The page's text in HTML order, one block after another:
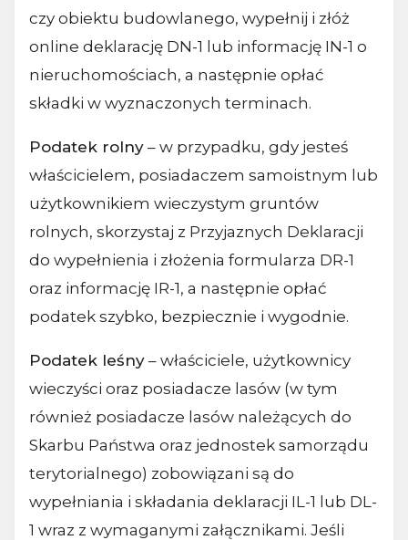
czy obiektu budowlanego, wypełnij i złóż
online deklarację DN-1 lub informację IN-1 o
nieruchomościach, a następnie opłać
składki w wyznaczonych terminach.
Podatek rolny – w przypadku, gdy jesteś
właścicielem, posiadaczem samoistnym lub
użytkownikiem wieczystym gruntów
rolnych, skorzystaj z Przyjaznych Deklaracji
do wypełnienia i złożenia formularza DR-1
oraz informację IR-1, a następnie opłać
podatek szybko, bezpiecznie i wygodnie.
Podatek leśny – właściciele, użytkownicy
wieczyści oraz posiadacze lasów (w tym
również posiadacze lasów należących do
Skarbu Państwa oraz jednostek samorządu
terytorialnego) zobowiązani są do
wypełniania i składania deklaracji IL-1 lub DL-
1 wraz z wymaganymi załącznikami. Jeśli